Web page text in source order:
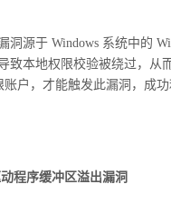
洞源于 Windows 系统中的
致本地权限校验被绕过，
户，才能触发此漏洞，成功
程序缓冲区溢出漏洞